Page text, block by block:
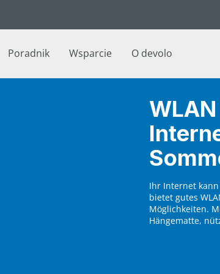
Poradnik Wsparcie O devolo
Ihr Internet
bietet gutes
Möglichkeiten.
Hängematte,